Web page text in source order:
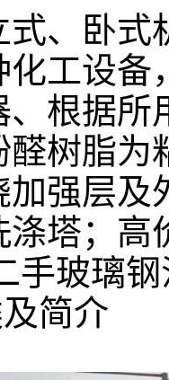
、卧式
工设备
、根据
醛树脂
强层及
涤塔；
手玻璃
简介